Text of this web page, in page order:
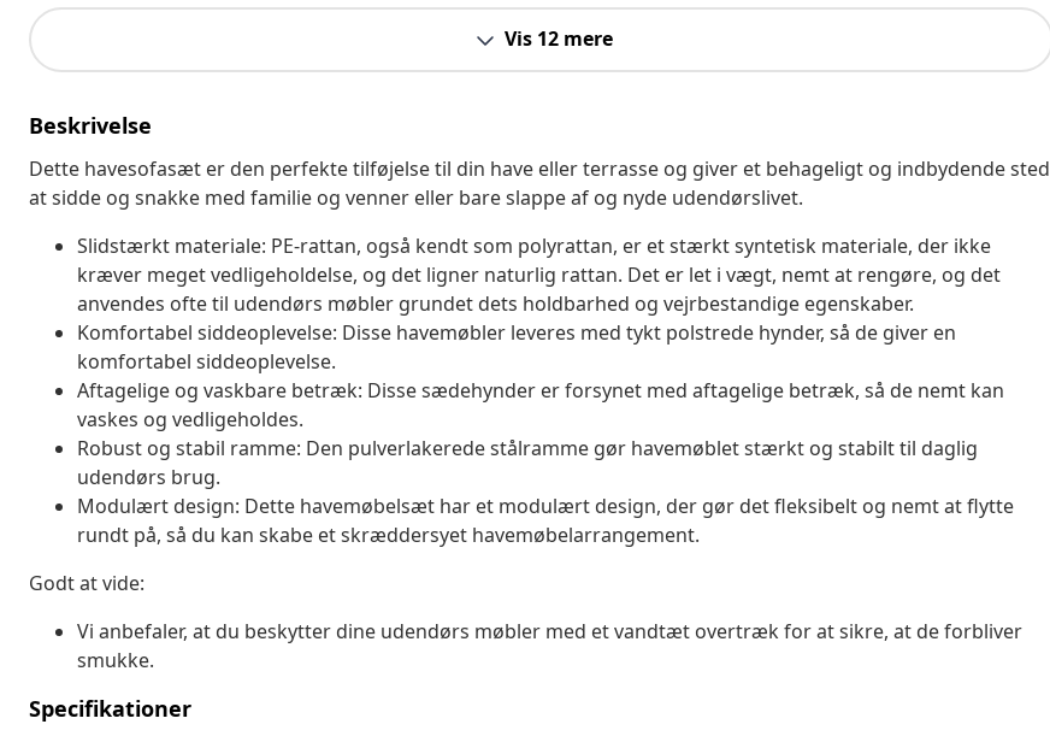
Vis 12 mere
Beskrivelse
Dette havesofasæt er den perfekte tilføjelse til din have eller terrasse og giver et behageligt og indbydende sted
at sidde og snakke med familie og venner eller bare slappe af og nyde udendørslivet.
Slidstærkt materiale: PE-rattan, også kendt som polyrattan, er et stærkt syntetisk materiale, der ikke
kræver meget vedligeholdelse, og det ligner naturlig rattan. Det er let i vægt, nemt at rengøre, og det
anvendes ofte til udendørs møbler grundet dets holdbarhed og vejrbestandige egenskaber.
Komfortabel siddeoplevelse: Disse havemøbler leveres med tykt polstrede hynder, så de giver en
komfortabel siddeoplevelse.
Aftagelige og vaskbare betræk: Disse sædehynder er forsynet med aftagelige betræk, så de nemt kan
vaskes og vedligeholdes.
Robust og stabil ramme: Den pulverlakerede stålramme gør havemøblet stærkt og stabilt til daglig
udendørs brug.
Modulært design: Dette havemøbelsæt har et modulært design, der gør det fleksibelt og nemt at flytte
rundt på, så du kan skabe et skræddersyet havemøbelarrangement.
Godt at vide:
Vi anbefaler, at du beskytter dine udendørs møbler med et vandtæt overtræk for at sikre, at de forbliver
smukke.
Specifikationer